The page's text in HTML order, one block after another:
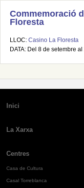
Commemoració
Floresta
LLOC: Casino La Floresta
DATA: Del 8 de setembre
Inici
La Xarxa
Centres
Casa de Cultura
Casal Torreblanca